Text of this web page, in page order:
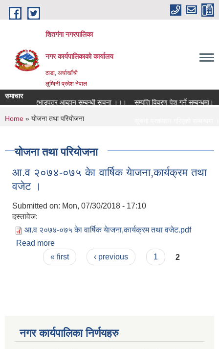
Skip to main content
शितगंगा नगरपालिका
नगर कार्यपालिकाकाे कार्यालय
ठाडा, अर्घाखाँची
लुम्बिनी प्रदेश नेपाल
समाचार
दरभाउपत्र आब्हान सम्बन्धी सूचना ।।।
सम्पत्ति विवरण पेश गर्ने सम्बन्धमा।
सम्बन्धमा ।।।
You are here
Home » योजना तथा परियोजना
योजना तथा परियोजना
आ‍.व २०७४-०७५ केा वार्षिक येाजना,कार्यक्रम तथा
वजेट ।
Submitted on: Mon, 07/30/2018 - 17:10
दस्तावेज:
आ‍.व २०७४-०७५ केा वार्षिक येाजना,कार्यक्रम तथा वजेट.pdf
Read more
वजेट ।
Pages« first ‹ previous 1 2
नगर कार्यपालिका निर्णयहरु